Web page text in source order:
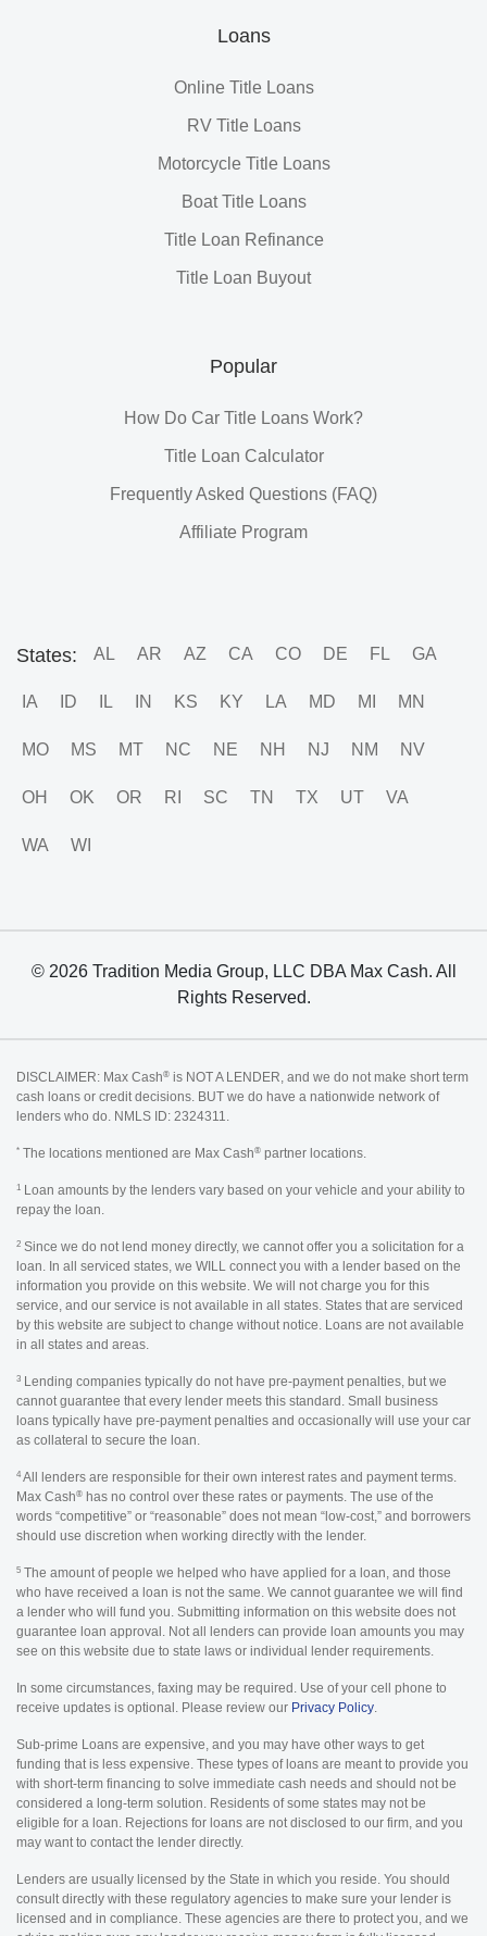
Loans
Online Title Loans
RV Title Loans
Motorcycle Title Loans
Boat Title Loans
Title Loan Refinance
Title Loan Buyout
Popular
How Do Car Title Loans Work?
Title Loan Calculator
Frequently Asked Questions (FAQ)
Affiliate Program
States: AL AR AZ CA CO DE FL GA
IA ID IL IN KS KY LA MD MI MN
MO MS MT NC NE NH NJ NM NV
OH OK OR RI SC TN TX UT VA
WA WI
© 2026 Tradition Media Group, LLC DBA Max Cash. All
Rights Reserved.
DISCLAIMER: Max Cash® is NOT A LENDER, and we do not make short term
cash loans or credit decisions. BUT we do have a nationwide network of
lenders who do. NMLS ID: 2324311.
* The locations mentioned are Max Cash® partner locations.
1 Loan amounts by the lenders vary based on your vehicle and your ability to
repay the loan.
2 Since we do not lend money directly, we cannot offer you a solicitation for a
loan. In all serviced states, we WILL connect you with a lender based on the
information you provide on this website. We will not charge you for this
service, and our service is not available in all states. States that are serviced
by this website are subject to change without notice. Loans are not available
in all states and areas.
3 Lending companies typically do not have pre-payment penalties, but we
cannot guarantee that every lender meets this standard. Small business
loans typically have pre-payment penalties and occasionally will use your car
as collateral to secure the loan.
4 All lenders are responsible for their own interest rates and payment terms.
Max Cash® has no control over these rates or payments. The use of the
words “competitive” or “reasonable” does not mean “low-cost,” and borrowers
should use discretion when working directly with the lender.
5 The amount of people we helped who have applied for a loan, and those
who have received a loan is not the same. We cannot guarantee we will find
a lender who will fund you. Submitting information on this website does not
guarantee loan approval. Not all lenders can provide loan amounts you may
see on this website due to state laws or individual lender requirements.
In some circumstances, faxing may be required. Use of your cell phone to
receive updates is optional. Please review our Privacy Policy.
Sub-prime Loans are expensive, and you may have other ways to get
funding that is less expensive. These types of loans are meant to provide you
with short-term financing to solve immediate cash needs and should not be
considered a long-term solution. Residents of some states may not be
eligible for a loan. Rejections for loans are not disclosed to our firm, and you
may want to contact the lender directly.
Lenders are usually licensed by the State in which you reside. You should
consult directly with these regulatory agencies to make sure your lender is
licensed and in compliance. These agencies are there to protect you, and we